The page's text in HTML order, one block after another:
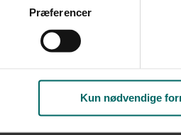
linket til vores
.
Præferencer
Kun nødvendige